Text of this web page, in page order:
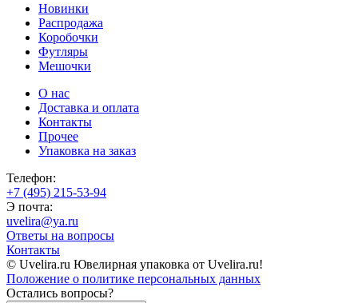
Новинки
Распродажа
Коробочки
Футляры
Мешочки
О нас
Доставка и оплата
Контакты
Прочее
Упаковка на заказ
Телефон:
+7 (495) 215-53-94
Э почта:
uvelira@ya.ru
Ответы на вопросы
Контакты
© Uvelira.ru Ювелирная упаковка от Uvelira.ru!
Положение о политике персональных данных
Остались вопросы?